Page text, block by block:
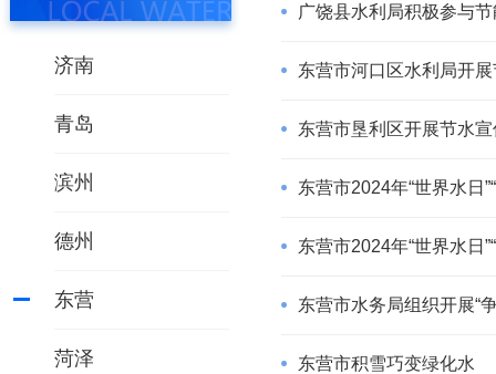
济南
青岛
滨州
德州
东营
菏泽
广饶县水利局积极参与
东营市河口区水利局开展
东营市垦利区开展节水
东营市2024年“世界水日
东营市2024年“世界水日
东营市水务局组织开展“
东营市积雪巧变绿化水